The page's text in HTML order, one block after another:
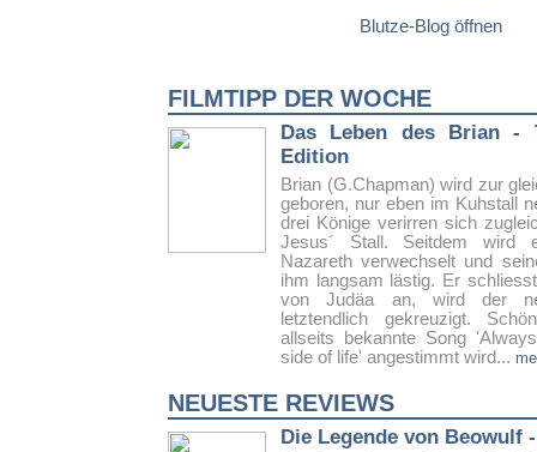
Blutze-Blog öffnen
FILMTIPP DER WOCHE
Das Leben des Brian -
Edition
Brian (G.Chapman) wird zur
geboren, nur eben im Kuhstall
drei Könige verirren sich
Jesus´ Stall. Seitdem
Nazareth verwechselt und
ihm langsam lästig. Er
von Judäa an, wird der
letztendlich gekreuzigt.
allseits bekannte Song
side of life' angestimmt wird...
NEUESTE REVIEWS
Die Legende von Beowulf